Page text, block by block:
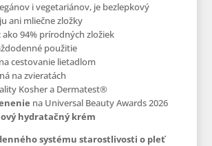
i vegetariánov, je bezlepkový
ani mliečne zložky
ako 94% prírodných zložiek
použitie
cestovanie lietadlom
na zvieratách
Kosher a Dermatest®
na Universal Beauty Awards 2026
hydratačný krém
systému starostlivosti o pleť